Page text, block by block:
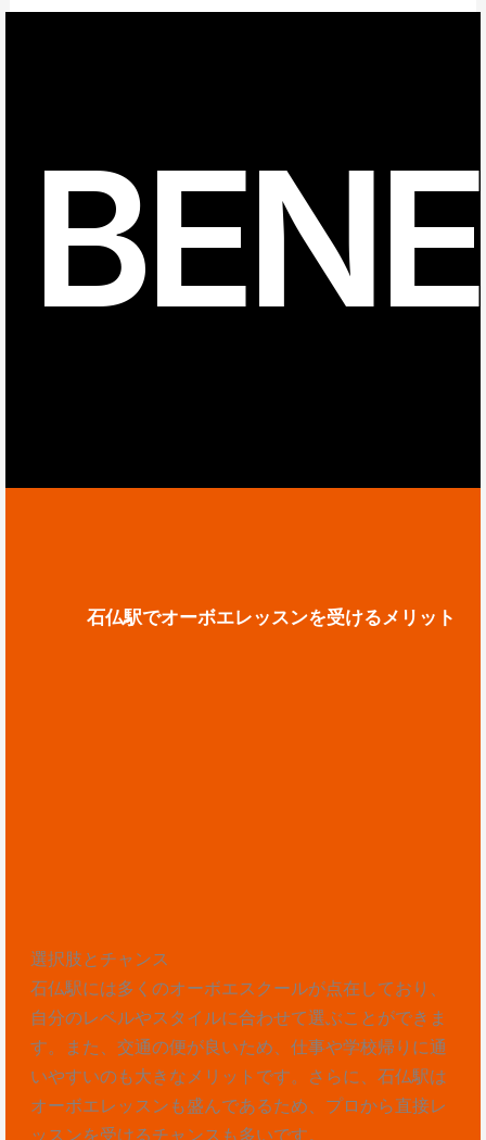
石仏駅でオーボエレッスンを受けるメリット
選択肢とチャンス
石仏駅には多くのオーボエスクールが点在しており、
自分のレベルやスタイルに合わせて選ぶことができま
す。また、交通の便が良いため、仕事や学校帰りに通
いやすいのも大きなメリットです。さらに、石仏駅は
オーボエレッスンも盛んであるため、プロから直接レ
ッスンを受けるチャンスも多いです。